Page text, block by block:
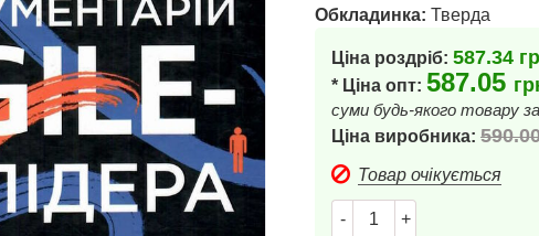
Обкладинка: Тверда
Ціна роздріб: 587.34
* Ціна опт: 587.05
суми будь-якого товару
Ціна виробника:
Товар очікується
- +